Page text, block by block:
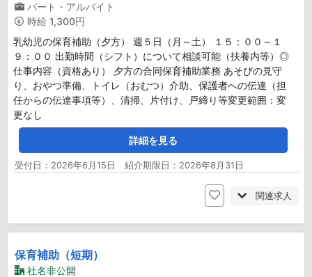
パート・アルバイト
時給 1,300円
乳幼児の保育補助（夕方） 週５日（月～土） １５：００～１
９：００ 出勤時間（シフト）について相談可能（扶養内等）◎
仕事内容（資格あり） 夕方の合同保育補助業務 あそびの見守
り、おやつ準備、トイレ（おむつ）介助、保護者への伝達（担
任からの伝達事項等）、清掃、片付け、戸締り等変更範囲：変
更なし
詳細を見る
受付日：2026年6月15日 紹介期限日：2026年8月31日
関連求人
保育補助（短期）
社名非公開